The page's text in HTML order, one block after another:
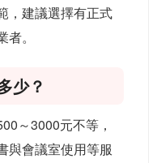
，建議選擇有正式
。
少？
～3000元不等，
與會議室使用等服